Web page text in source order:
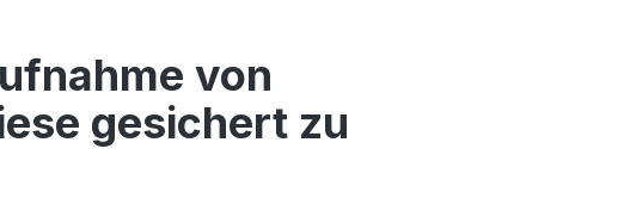
von
gesichert zu